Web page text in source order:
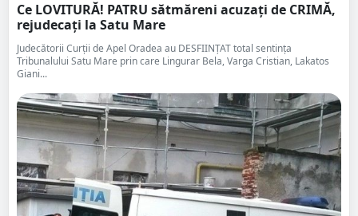
Ce LOVITURĂ! PATRU sătmăreni acuzați de CRIMĂ,
rejudecați la Satu Mare
Judecătorii Curții de Apel Oradea au DESFIINȚAT total sentința
Tribunalului Satu Mare prin care Lingurar Bela, Varga Cristian, Lakatos
Giani...